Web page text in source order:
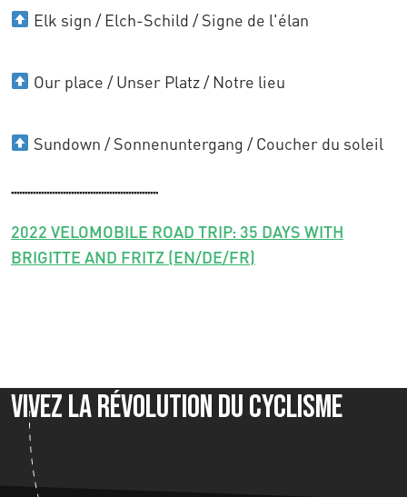
Elk sign / Elch-Schild / Signe de l'élan
Our place / Unser Platz / Notre lieu
Sundown / Sonnenuntergang / Coucher du soleil
2022 VELOMOBILE ROAD TRIP: 35 DAYS WITH
BRIGITTE AND FRITZ (EN/DE/FR)
Vivez la révolution du cyclisme